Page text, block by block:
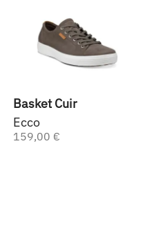
Basket Cuir
Ecco
159,00 €